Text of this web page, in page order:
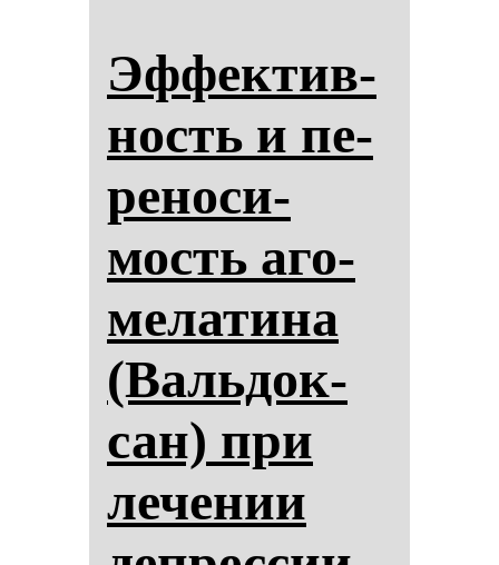
Эф­фек­тив­
ность и пе­
ре­но­си­
мость аго­
ме­ла­ти­на
(Валь­док­
сан) при
ле­че­нии